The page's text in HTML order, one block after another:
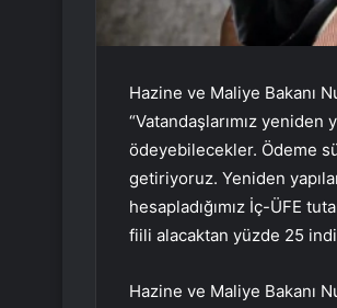
Hazine ve Maliye Bakanı
“Vatandaşlarımız yeniden
ödeyebilecekler. Ödeme
getiriyoruz. Yeniden
hesapladığımız İç-ÜFE
fiili alacaktan yüzde 25
Hazine ve Maliye Bakanı